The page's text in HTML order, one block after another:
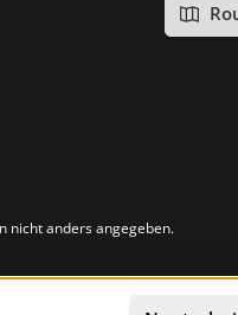
nicht anders angegeben.